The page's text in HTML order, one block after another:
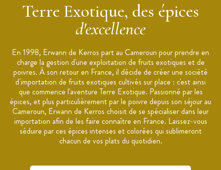
Terre Exotique, des épices
d'excellence
En 1998, Erwann de Kerros part au Cameroun pour prendre en
charge la gestion d'une exploitation de fruits exotiques et de
poivres. À son retour en France, il décide de créer une société
d'importation de fruits exotiques cultivés sur place : c'est ainsi
que commence l'aventure Terre Exotique. Passionné par les
épices, et plus particulièrement par le poivre depuis son séjour au
Cameroun, Erwann de Kerros choisit de se spécialiser dans leur
importation afin de les faire connaître en France. Laissez-vous
séduire par ces épices intenses et colorées qui sublimeront
chacun de vos plats du quotidien.